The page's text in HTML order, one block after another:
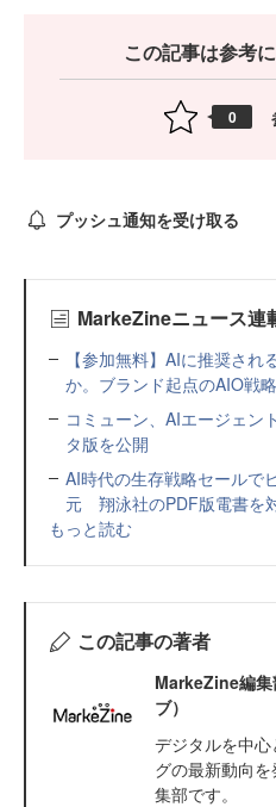
この記事は参考
0
プッシュ通知を受け取る
MarkeZineニュース連
【参加無料】AIに推奨さ
か。ブランド起点のAIO戦
コミューン、AIエージェン
タ版を公開
AI時代の生存戦略セールで
元 翔泳社のPDF版電書を
もっと読む
この記事の著者
MarkeZine編集
ブ）
デジタルを中
グの最新動向
集部です。